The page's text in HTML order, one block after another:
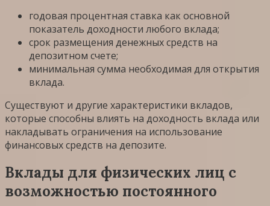
годовая процентная ставка как основной
показатель доходности любого вклада;
срок размещения денежных средств на
депозитном счете;
минимальная сумма необходимая для открытия
вклада.
Существуют и другие характеристики вкладов,
которые способны влиять на доходность вклада или
накладывать ограничения на использование
финансовых средств на депозите.
Вклады для физических лиц с
возможностью постоянного